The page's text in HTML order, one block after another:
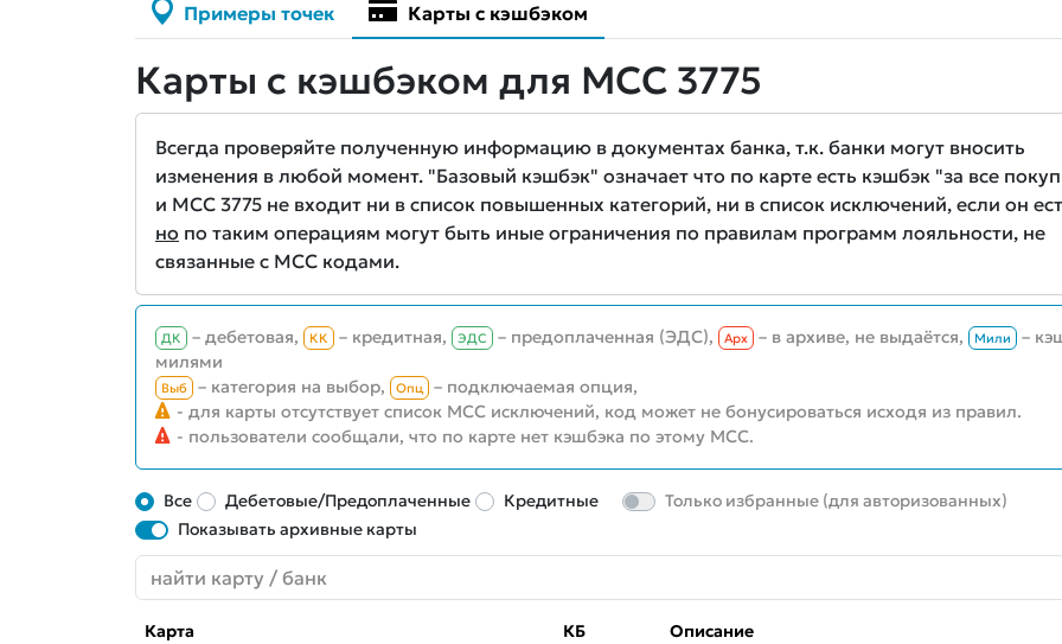
Примеры точек Карты с кэшбэком
Карты с кэшбэком для MCC 3775
Всегда проверяйте полученную информацию в документах банка, т.к. банки могут вносить
изменения в любой момент. "Базовый кэшбэк" означает что по карте есть кэшбэк "за все
и MCC 3775 не входит ни в список повышенных категорий, ни в список исключений, если он
но по таким операциям могут быть иные ограничения по правилам программ лояльности, не
связанные с MCC кодами.
ДК – дебетовая, КК – кредитная, ЭДС – предоплаченная (ЭДС), Aрх – в архиве, не выдаётся, Мили
–
милями
Выб – категория на выбор, Опц
– подключаемая опция,
- для карты отсутствует список MCC исключений, код может не бонусироваться исходя из правил.
- пользователи сообщали, что по карте нет кэшбэка по этому MCC.
Все Дебетовые/Предоплаченные Кредитные
Только избранные (для авторизованных)
Показывать архивные карты
Карта КБ Описание